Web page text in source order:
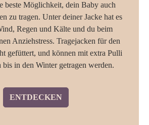
beste Möglichkeit, dein Baby auch
zu tragen. Unter deiner Jacke hat es
Regen und Kälte und du beim
Anziehstress. Tragejacken für den
gefüttert, und können mit extra Pulli
bis in den Winter getragen werden.
ENTDECKEN